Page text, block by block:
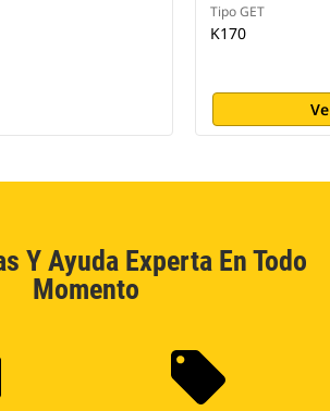
Tipo GET
K170
Y Ayuda Experta En Todo
Momento